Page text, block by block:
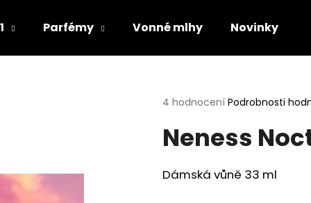
Parfémy Vonné mlhy Novinky
Průměrné
produktu
je
z
5
4 hodnocení Podrobnosti
Neness
Dámská vůně 33 ml
HLEDAT
Doporučujeme